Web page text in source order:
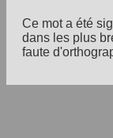
Ce mot a été
dans les plus
faute